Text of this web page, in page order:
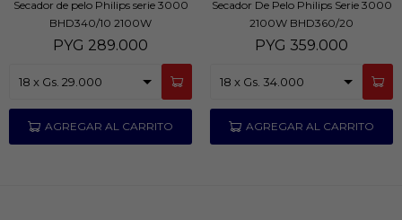
Secador de pelo Philips serie 3000
BHD340/10 2100W
PYG 289.000
Secador De Pelo Philips Serie 3000
2100W BHD360/20
PYG 359.000